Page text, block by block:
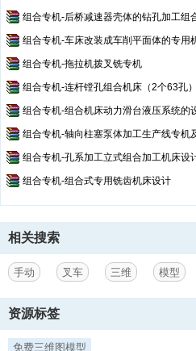
组合专机-后桥减速器壳体的钻孔加工组
组合专机-车床改装成车削平面体的专用
组合专机-拖拉机拨叉铣专机
组合专机-连杆镗孔组合机床（2个63孔）
组合专机-组合机床动力滑台液压系统的
组合专机-轴向柱塞泵体加工生产线专机及主要
组合专机-孔系加工立式组合加工机床设
组合专机-组合式专用铣齿机床设计
相关搜索
手动 叉车 三维 模型
资源标签
免费三维图模型